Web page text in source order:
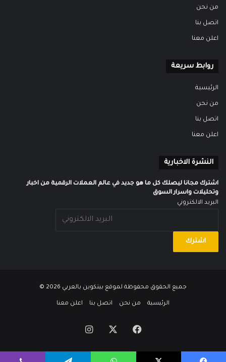
من نحن
اتصل بنا
اعلن معنا
روابط سريعة
الرئيسية
من نحن
اتصل بنا
اعلن معنا
النشرة الاخبارية
اشترك مجانا ليصلك كل ما هو جديد في عالم العملات الرقمية من اخبار
وتحليلات واسرار السوق
البريد الالكتروني
جميع الحقوق محفوظة لموقع بيتكوين بالعربي
الرئيسية من نحن اتصل بنا اعلن معنا
فيسبوك انستقرام